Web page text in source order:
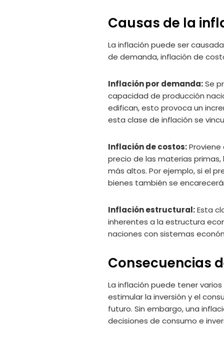
Causas de la
La inflación puede ser
de demanda, inflación de
Inflación por demanda:Se
capacidad de producción
edifican, esto provoca un
esta clase de inflación se
Inflación de costos:
precio de las materias
más altos. Por ejemplo, si el
bienes también se
Inflación estructural:Esta
inherentes a la estructura
naciones con sistemas
Consecuencias
La inflación puede tener
estimular la inversión y el
futuro. Sin embargo, una
decisiones de consumo e